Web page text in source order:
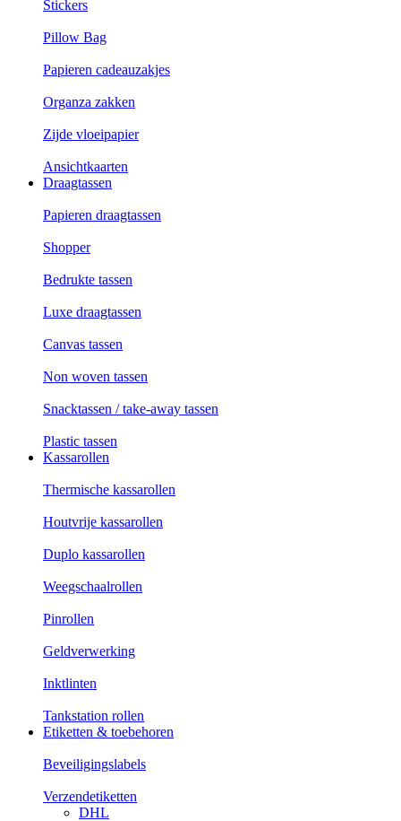
Stickers
Pillow Bag
Papieren cadeauzakjes
Organza zakken
Zijde vloeipapier
Ansichtkaarten
Draagtassen
Papieren draagtassen
Shopper
Bedrukte tassen
Luxe draagtassen
Canvas tassen
Non woven tassen
Snacktassen / take-away tassen
Plastic tassen
Kassarollen
Thermische kassarollen
Houtvrije kassarollen
Duplo kassarollen
Weegschaalrollen
Pinrollen
Geldverwerking
Inktlinten
Tankstation rollen
Etiketten & toebehoren
Beveiligingslabels
Verzendetiketten
DHL